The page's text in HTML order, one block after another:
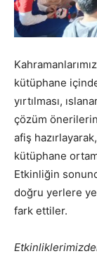
kütüphane
yırtılması,
çözüm
afiş
kütüphane
Etkinliğin
doğru yerlere
fark ettiler.